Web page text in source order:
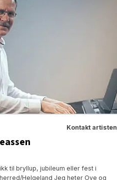
Kontakt artisten
til bryllup, jubileum eller fest i
Helgeland Jeg heter Ove og